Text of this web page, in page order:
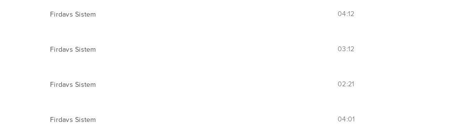
Firdavs Sistem 04:12
Firdavs Sistem 03:12
Firdavs Sistem 02:21
Firdavs Sistem 04:01